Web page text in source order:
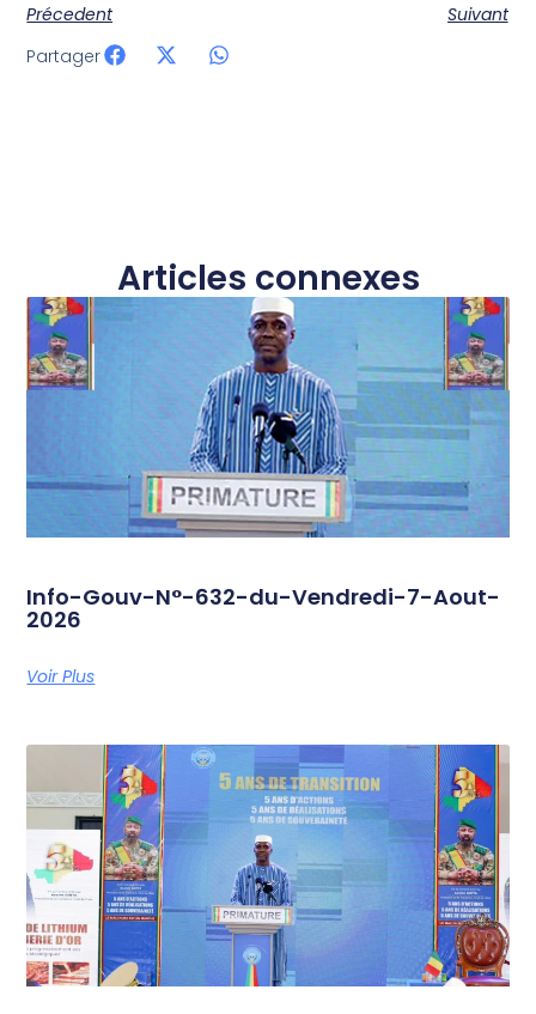
Précedent
Suivant
Partager
Articles connexes
Info-Gouv-N°-632-du-Vendredi-7-Aout-
2026
Voir Plus